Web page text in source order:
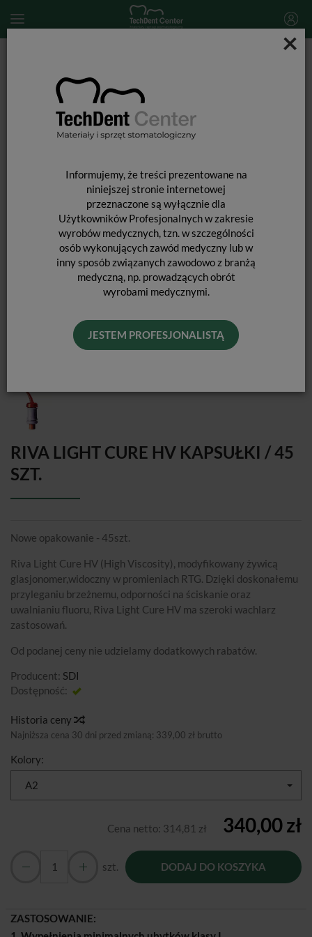
×
Informujemy, że treści prezentowane na
niniejszej stronie internetowej
przeznaczone są wyłącznie dla
Użytkowników Profesjonalnych w zakresie
wyrobów medycznych, tzn. w szczególności
osób wykonujących zawód medyczny lub w
inny sposób związanych zawodowo z branżą
medyczną, np. prowadzących obrót
wyrobami medycznymi.
JESTEM PROFESJONALISTĄ
MATERIAŁY GLASJONOMEROWE
Riva Light Cure HV kapsułki / 45 szt.
RIVA LIGHT CURE HV KAPSUŁKI / 45
SZT.
Nowe opakowanie - 45szt.
Riva Light Cure HV (High Viscosity), modyfikowany żywicą
glasjonomer,widoczny w promieniach RTG. Dzięki doskonałemu
przyleganiu brzeżnemu, odporności na ściskanie oraz
uwalnianiu fluoru, Riva Light Cure HV ma szeroki wachlarz
zastosowań.
Od podanej ceny nie udzielamy dodatkowych rabatów.
Producent: SDI
Dostępność:
Historia ceny
Najniższa cena 30 dni przed zmianą: 339,00 zł brutto
Kolory:
A2
Cena netto: 314,81 zł 340,00 zł
szt. DODAJ DO KOSZYKA
ZASTOSOWANIE: